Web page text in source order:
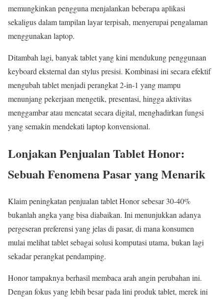
memungkinkan pengguna menjalankan beberapa aplikasi
sekaligus dalam tampilan layar terpisah, menyerupai pengalaman
menggunakan laptop.
Ditambah lagi, banyak tablet yang kini mendukung penggunaan
keyboard eksternal dan stylus presisi. Kombinasi ini secara efektif
mengubah tablet menjadi perangkat 2-in-1 yang mampu
menunjang pekerjaan mengetik, presentasi, hingga aktivitas
menggambar atau mencatat secara digital, menghadirkan fungsi
yang semakin mendekati laptop konvensional.
Lonjakan Penjualan Tablet Honor:
Sebuah Fenomena Pasar yang Menarik
Klaim peningkatan penjualan tablet Honor sebesar 30-40%
bukanlah angka yang bisa diabaikan. Ini menunjukkan adanya
pergeseran preferensi yang jelas di pasar, di mana konsumen
mulai melihat tablet sebagai solusi komputasi utama, bukan lagi
sekadar perangkat pendamping.
Honor tampaknya berhasil membaca arah angin perubahan ini.
Dengan fokus yang lebih besar pada lini produk tablet, merek ini